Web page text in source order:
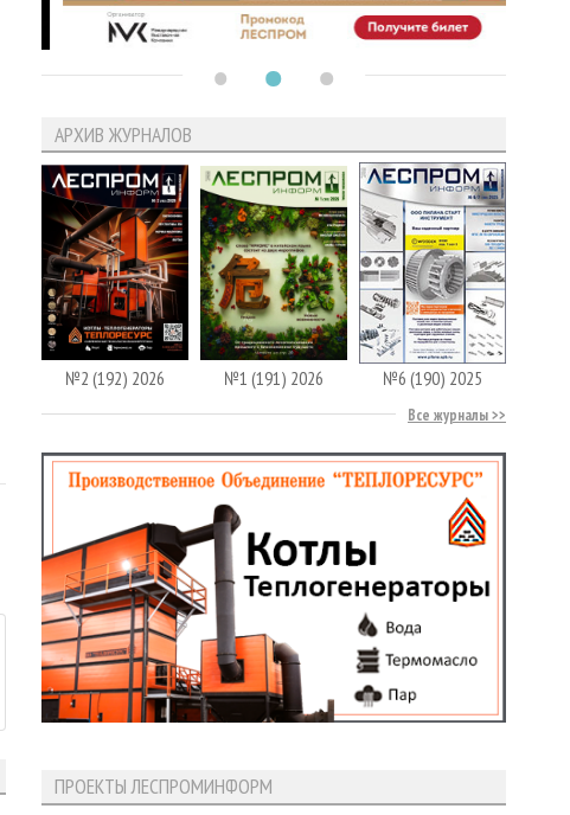
АРХИВ ЖУРНАЛОВ
№2 (192) 2026 №1 (191) 2026 №6 (190) 2025
Все журналы
ПРОЕКТЫ ЛЕСПРОМИНФОРМ